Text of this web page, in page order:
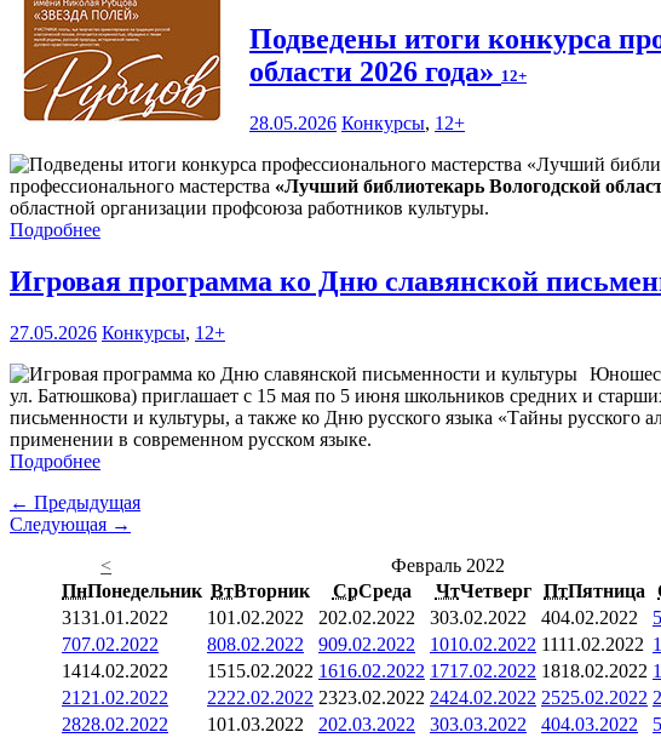
Подведены итоги конкурса
области 2026 года» 12+
28.05.2026 Конкурсы, 12+
профессионального мастерства «Лучший библиотекарь Вологодской
областной организации профсоюза работников культуры.
Подробнее
Игровая программа ко Дню славянской
27.05.2026 Конкурсы, 12+
ул. Батюшкова) приглашает с 15 мая по 5 июня школьников средних и
письменности и культуры, а также ко Дню русского языка «Тайны русского
применении в современном русском языке.
Подробнее
← Предыдущая
Следующая →
<
Февраль 2022
ПнПонедельник ВтВторник СрСреда ЧтЧетверг ПтПятница
3131.01.2022 101.02.2022 202.02.2022 303.02.2022 404.02.2022 5
707.02.2022 808.02.2022 909.02.2022 1010.02.2022 1111.02.2022
1414.02.2022 1515.02.2022 1616.02.2022 1717.02.2022 1818.02.2022
21 21.02.2022 2222.02.2022 2323.02.2022 2424.02.2022 2525.02.2022
2828.02.2022 101.03.2022 202.03.2022 303.03.2022 404.03.2022 5